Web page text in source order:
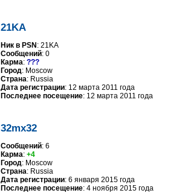
21KA
Ник в PSN : 21KA
Сообщений: 0
Карма: ???
Город: Moscow
Страна: Russia
Дата регистрации: 12 марта 2011 года
Последнее посещение: 12 марта 2011 года
32mx32
Сообщений: 6
Карма: +4
Город: Moscow
Страна: Russia
Дата регистрации: 6 января 2015 года
Последнее посещение: 4 ноября 2015 года